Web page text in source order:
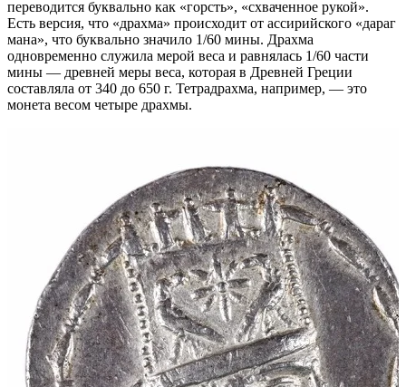
переводится буквально как «горсть», «схваченное рукой».
Есть версия, что «драхма» происходит от ассирийского «дараг
мана», что буквально значило 1/60 мины. Драхма
одновременно служила мерой веса и равнялась 1/60 части
мины — древней меры веса, которая в Древней Греции
составляла от 340 до 650 г. Тетрадрахма, например, — это
монета весом четыре драхмы.